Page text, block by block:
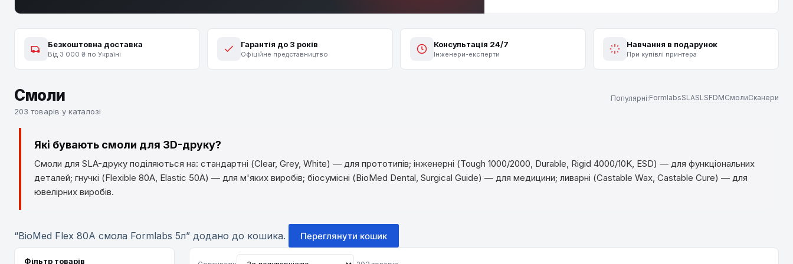
Безкоштовна доставка
Від 3 000 ₴ по Україні
Гарантія до 3 років
Офіційне представництво
Консультація 24/7
Інженери-експерти
Навчання в подарунок
При купівлі принтера
Смоли
203 товарів у каталозі
Популярні:FormlabsSLASLSFDMСмолиСканери
Які бувають смоли для 3D-друку?
Смоли для SLA-друку поділяються на: стандартні (Clear, Grey, White) — для прототипів; інженерні (Tough 1000/2000, Durable, Rigid 4000/10K, ESD) — для функціональних
деталей; гнучкі (Flexible 80A, Elastic 50A) — для м'яких виробів; біосумісні (BioMed Dental, Surgical Guide) — для медицини; ливарні (Castable Wax, Castable Cure) — для
ювелірних виробів.
“BioMed Flex 80A смола Formlabs 5л” додано до кошика. Переглянути кошик
Фільтр товарів